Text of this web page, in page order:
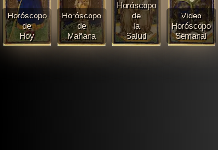
Horóscopo
de
Hoy
Horóscopo
de
Mañana
Horóscopo
de
la
Salud
Video
Horóscopo
Semanal